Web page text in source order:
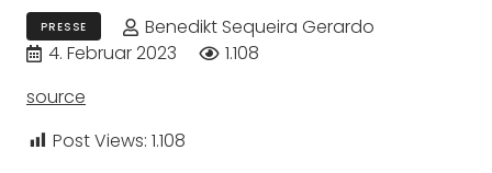
PRESSE
Benedikt Sequeira Gerardo
4. Februar 2023
1.108
source
Post Views: 1.108